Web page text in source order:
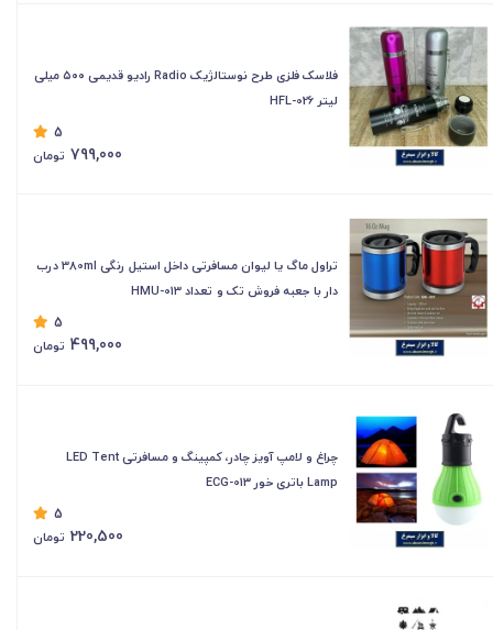
فلاسک فلزی طرح نوستالژیک Radio رادیو قدیمی ۵۰۰ میلی
لیتر HFL-026
5
799,000 تومان
تراول ماگ یا لیوان مسافرتی داخل استیل رنگی 380ml درب
دار با جعبه فروش تک و تعداد HMU-013
5
499,000 تومان
چراغ و لامپ آویز چادر، کمپینگ و مسافرتی LED Tent
Lamp باتری خور ECG-013
5
220,500 تومان